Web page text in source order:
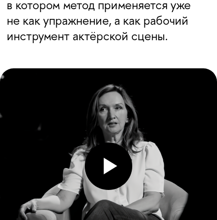
ТЕЛО,
ДЫХАНИЕ,
ГОЛОС
сыграть правильно» на «как
быть точным и настоящим
ЧЕСТНАЯ
РЕАКЦИЯ